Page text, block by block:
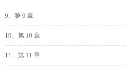
9、第 9 章
10、第 10 章
11、第 11 章